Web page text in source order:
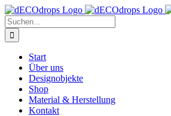
Zum
Inhalt
springen
Suche
nach:
Start
Über uns
Designobjekte
Shop
Material & Herstellung
Kontakt